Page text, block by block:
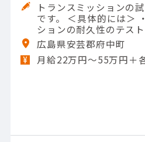
トランスミッションの
です。 ＜具体的には＞ ・トランスミッ
ションの耐久性のテス
熱への強さの評価 ・構
認 ・異音や揺れが発生
ック ・テスト結果のデ
広島県安芸郡府中町
月給22万円〜55万円＋